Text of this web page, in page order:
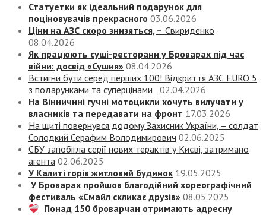
Статуетки як ідеальний подарунок для
поціновувачів прекрасного 03.06.2026
Ціни на АЗС скоро знизяться, – Свириденко
08.04.2026
Як працюють суші-ресторани у Броварах під час
війни: досвід «Сушия» 08.04.2026
Встигни бути серед перших 100! Відкриття АЗС EURO 5
з подарунками та суперцінами
02.04.2026
На Вінничині гучні мотоцикли хочуть вилучати у
власників та передавати на фронт 17.03.2026
На щиті повернувся додому Захисник України, – солдат
Солодкий Серафим Володимирович 02.06.2025
СБУ запобігла серії нових терактів у Києві, затримано
агента 02.06.2025
У Калиті горів житловий будинок 19.05.2025
У Броварах пройшов благодійний хореографічний
фестиваль «Смайл скликає друзів» 08.05.2025
Понад 150 броварчан отримають адресну